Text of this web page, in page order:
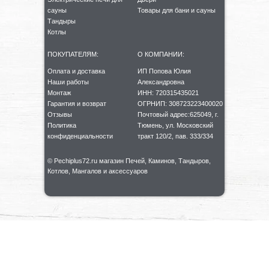
©️ Pechiplus72.ru магазин Печей, Каминов, Тандыров,
Котлов, Мангалов и аксессуаров
ИП Попова Юлия
Александровна
ИНН: 720315435021
ОГРНИП: 308723223400020
Почтовый адрес:625049, г.
Тюмень, ул. Московский
тракт 120/2, пав. 333/334
ПОКУПАТЕЛЯМ: О КОМПАНИИ:
Оплата и доставка
Наши работы
Монтаж
Гарантия и возврат
Отзывы
Политика
конфиденциальности
сауны
Тандыры
Котлы
Товары для бани и сауны